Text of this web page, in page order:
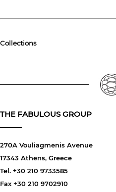
Collections
THE FABULOUS GROUP
270A Vouliagmenis Avenue
17343 Athens, Greece
Tel. +30 210 9733585
Fax +30 210 9702910